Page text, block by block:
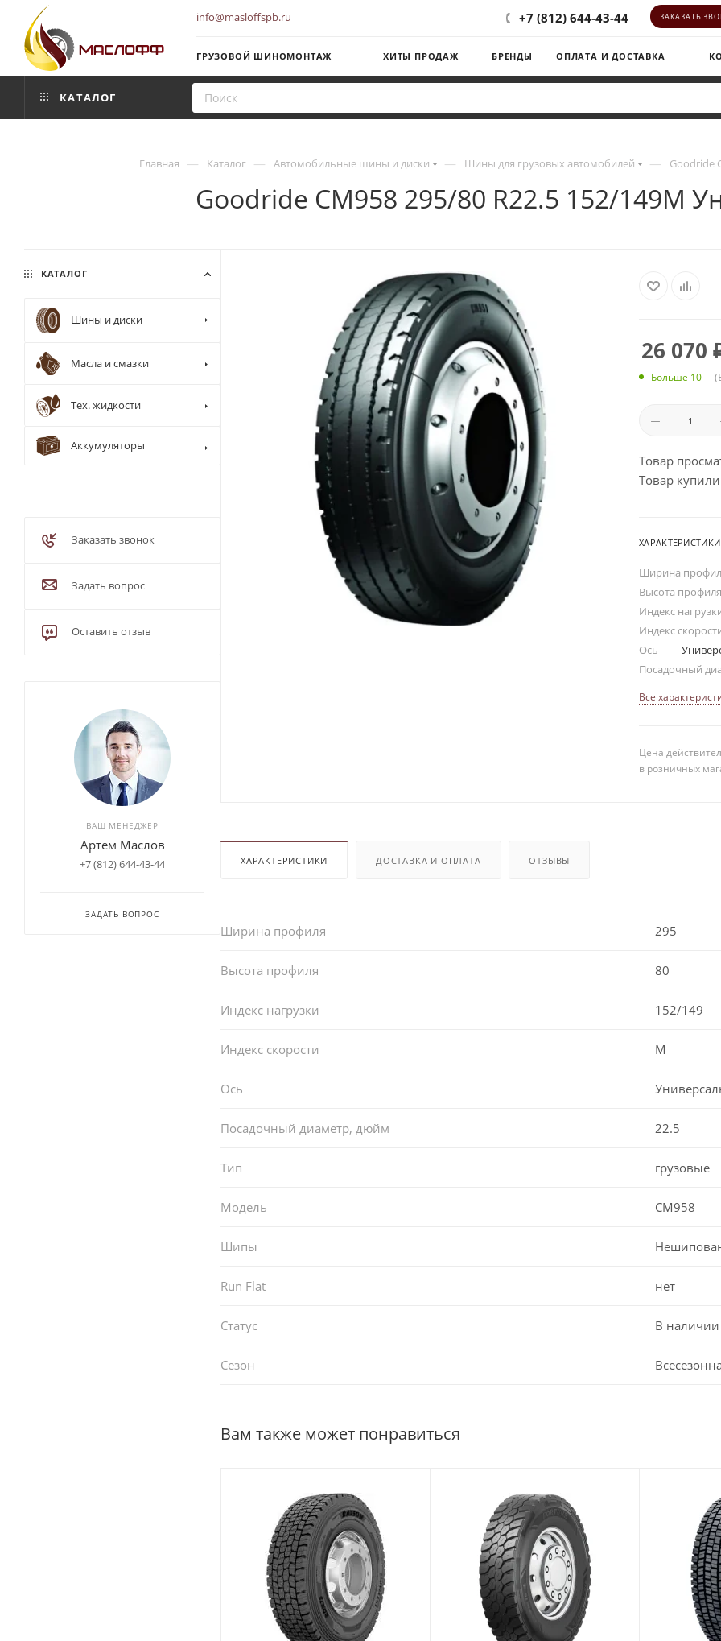
info@masloffspb.ru +7 (812) 644-43-44 ЗАКАЗАТЬ
ГРУЗОВОЙ ШИНОМОНТАЖ ХИТЫ ПРОДАЖ БРЕНДЫ ОПЛАТА И ДОСТАВКА
КАТАЛОГ
Главная — Каталог — Автомобильные шины и диски — Шины для грузовых автомобилей — Goodride
Goodride CM958 295/80 R22.5 152/149M
26 070
Больше 10
Товар
Товар
ХАРАКТЕРИСТИКИ
Ширина
Высота профиля
Индекс
Индекс
Ось —
Посадочный
Все
Цена
в розничных
ХАРАКТЕРИСТИКИ ДОСТАВКА И ОПЛАТА ОТЗЫВЫ
Ширина профиля 295
Высота профиля 80
Индекс нагрузки 152/149
Индекс скорости M
Ось
Посадочный диаметр, дюйм 22.5
Тип грузовые
Модель CM958
Шипы
Run Flat нет
Статус В наличии
Сезон
Вам также может понравиться
КАТАЛОГ
Шины и диски
Масла и смазки
Тех. жидкости
Аккумуляторы
Заказать звонок
Задать вопрос
Оставить отзыв
ВАШ МЕНЕДЖЕР
Артем Маслов
+7 (812) 644-43-44
ЗАДАТЬ ВОПРОС